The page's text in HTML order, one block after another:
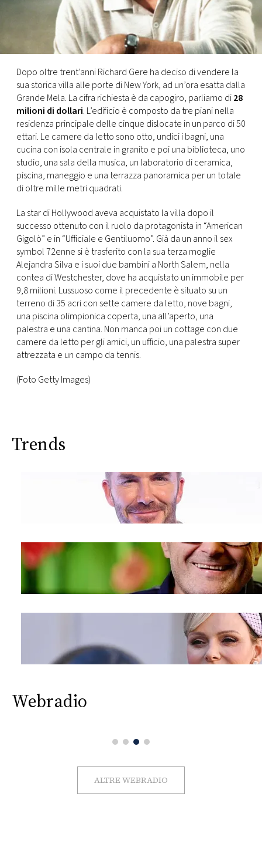
PRINCIPATO
DI
MONACO
RMC
CONSIGLIA
Dopo oltre trent’anni Richard Gere ha deciso di vendere la
sua storica villa alle porte di New York, ad un’ora esatta dalla
Grande Mela. La cifra richiesta è da capogiro, parliamo di28
milioni di dollari. L’edificio è composto da tre piani nella
residenza principale delle cinque dislocate in un parco di 50
ettari. Le camere da letto sono otto, undici i bagni, una
cucina con isola centrale in granito e poi una biblioteca, uno
studio, una sala della musica, un laboratorio di ceramica,
piscina, maneggio e una terrazza panoramica per un totale
di oltre mille metri quadrati.
La star di Hollywood aveva acquistato la villa dopo il
successo ottenuto con il ruolo da protagonista in “American
Gigolò” e in “Ufficiale e Gentiluomo”. Già da un anno il sex
symbol 72enne si è trasferito con la sua terza moglie
Alejandra Silva e i suoi due bambini a North Salem, nella
contea di Westchester, dove ha acquistato un immobile per
9,8 milioni. Lussuoso come il precedente è situato su un
terreno di 35 acri con sette camere da letto, nove bagni,
una piscina olimpionica coperta, una all’aperto, una
palestra e una cantina. Non manca poi un cottage con due
camere da letto per gli amici, un ufficio, una palestra super
attrezzata e un campo da tennis.
(Foto Getty Images)
Trends
Webradio
ALTRE WEBRADIO